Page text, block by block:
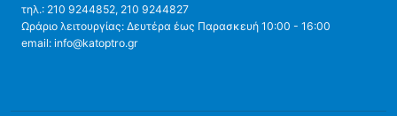
τηλ.: 210 9244852, 210 9244827
Ωράριο λειτουργίας: Δευτέρα έως Παρασκευή 10:00 - 16:00
email: info@katoptro.gr